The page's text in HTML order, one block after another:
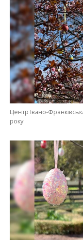
Центр Івано-
року